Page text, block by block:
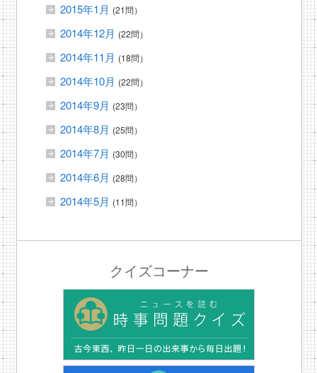
2015年1月 (21問）
2014年12月 (22問）
2014年11月 (18問）
2014年10月 (22問）
2014年9月 (23問）
2014年8月 (25問）
2014年7月 (30問）
2014年6月 (28問）
2014年5月 (11問）
クイズコーナー